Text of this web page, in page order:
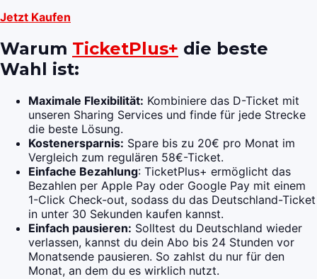
Jetzt Kaufen
Warum TicketPlus+ die beste
Wahl ist:
Maximale Flexibilität: Kombiniere das D-Ticket mit
unseren Sharing Services und finde für jede Strecke
die beste Lösung.
Kostenersparnis: Spare bis zu 20€ pro Monat im
Vergleich zum regulären 58€-Ticket.
Einfache Bezahlung: TicketPlus+ ermöglicht das
Bezahlen per Apple Pay oder Google Pay mit einem
1-Click Check-out, sodass du das Deutschland-Ticket
in unter 30 Sekunden kaufen kannst.
Einfach pausieren: Solltest du Deutschland wieder
verlassen, kannst du dein Abo bis 24 Stunden vor
Monatsende pausieren. So zahlst du nur für den
Monat, an dem du es wirklich nutzt.